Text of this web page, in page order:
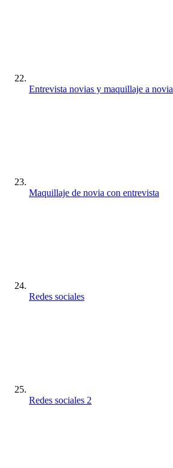
Entrevista novias y maquillaje a novia
Maquillaje de novia con entrevista
Redes sociales
Redes sociales 2